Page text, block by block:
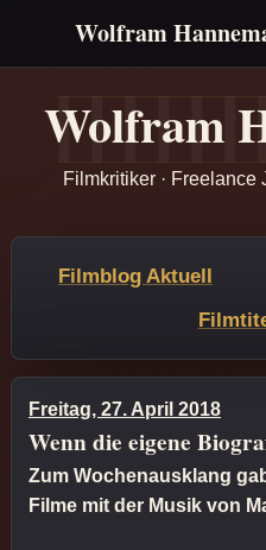
Wolfram
Wolfram
Filmkritiker · Freelance
Filmblog Aktuell
Freitag, 27. April 2018
Wenn die eigene
Zum Wochenausklang
Filme mit der Musik von